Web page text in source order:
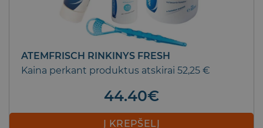
ATEMFRISCH RINKINYS FRESH
Kaina perkant produktus atskirai 52,25 €
44.40€
Į KREPŠELĮ